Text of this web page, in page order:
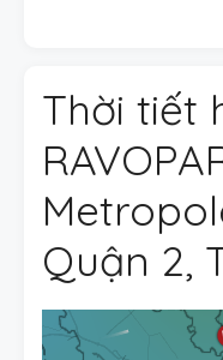
Thời tiết
Quận 2,